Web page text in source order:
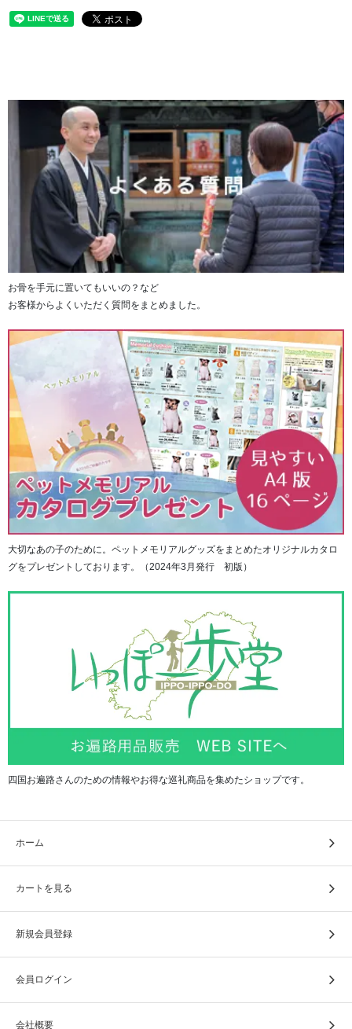
フルカラーでの表現が可能で、生前のお姿を美しく写し出
します。
お骨を手元に置いてもいいの？など
お客様からよくいただく質問をまとめました。
大切なあの子のために。ペットメモリアルグッズをまとめたオリジナルカタロ
グをプレゼントしております。（2024年3月発行 初版）
四国お遍路さんのための情報やお得な巡礼商品を集めたショップです。
ホーム
カートを見る
新規会員登録
会員ログイン
会社概要